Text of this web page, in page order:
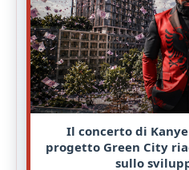
Il concerto di
progetto Green City
sullo